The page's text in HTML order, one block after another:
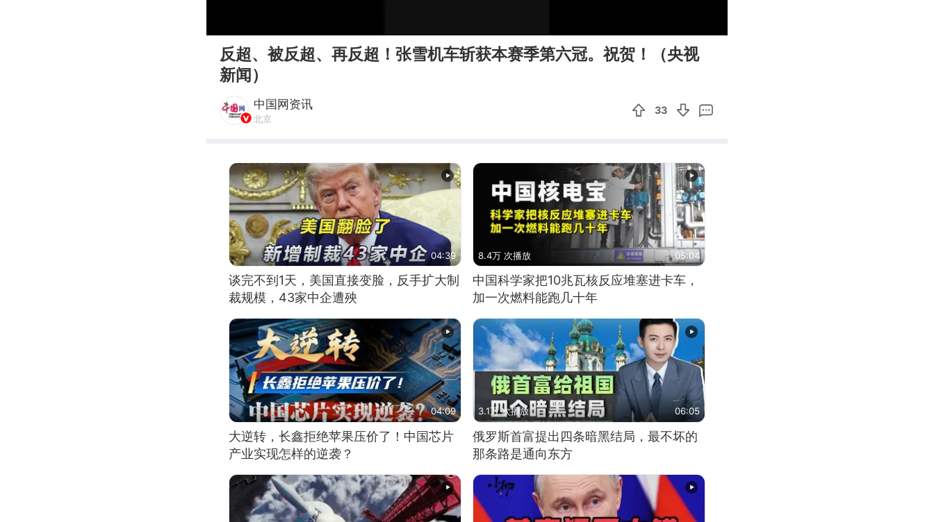
反超、被反超、再反超！张雪机车斩获本赛季第六冠。祝贺！（央视
新闻）
中国网资讯
北京
33
04:39
谈完不到1天，美国直接变脸，反手扩大制
裁规模，43家中企遭殃
8.4万 次播放 05:04
中国科学家把10兆瓦核反应堆塞进卡车，
加一次燃料能跑几十年
04:09
大逆转，长鑫拒绝苹果压价了！中国芯片
产业实现怎样的逆袭？
3.1万 次播放 06:05
俄罗斯首富提出四条暗黑结局，最不坏的
那条路是通向东方